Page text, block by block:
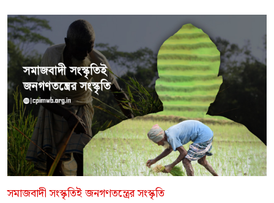
সমাজবাদী সংস্কৃতিই জনগণতন্ত্রের সংস্কৃতি